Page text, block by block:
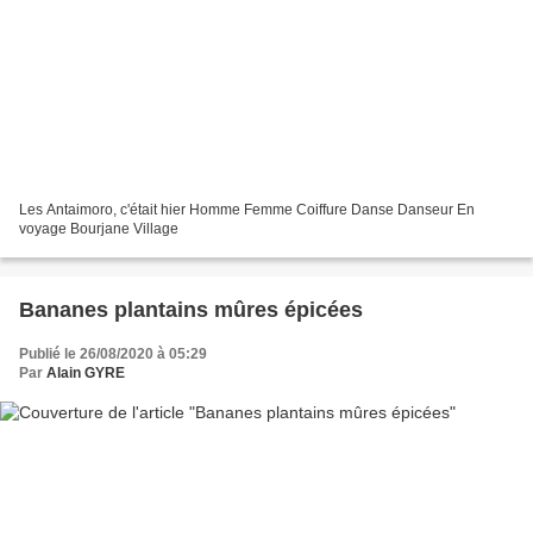
Les Antaimoro, c'était hier Homme Femme Coiffure Danse Danseur En
voyage Bourjane Village
Bananes plantains mûres épicées
Publié le 26/08/2020 à 05:29
Par Alain GYRE